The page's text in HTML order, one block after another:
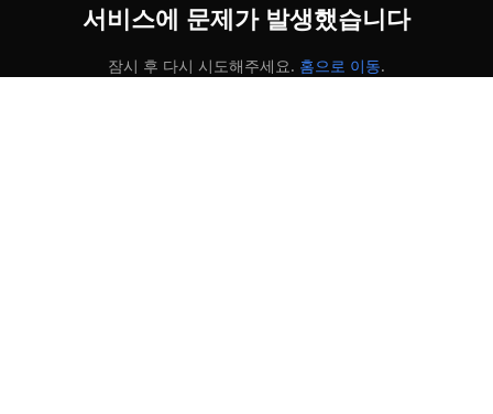
서비스에 문제가 발생했습니다
잠시 후 다시 시도해주세요. 홈으로 이동.